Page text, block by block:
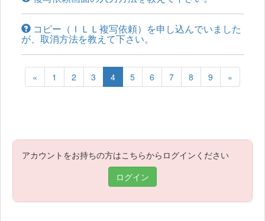
コピー（ＩＬＬ複写依頼）を申し込んでいました
が、取消方法を教えて下さい。
« 1 2 3 4 5 6 7 8 9 »
アカウントをお持ちの方はこちらからログインください
ログイン